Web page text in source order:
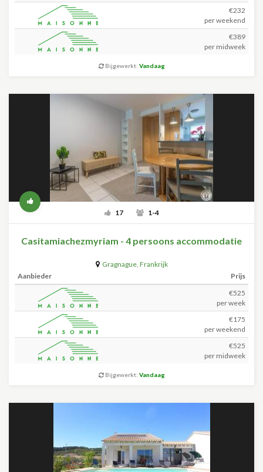
€232
per weekend
€389
per midweek
Bijgewerkt: Vandaag
17 1-4
Casitamiachezmyriam - 4 persoons accommodatie
Gragnague, Frankrijk
Aanbieder
Prijs
€525
per week
€175
per weekend
€525
per midweek
Bijgewerkt: Vandaag